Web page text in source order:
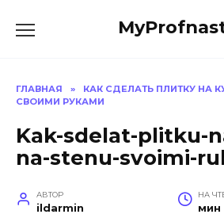
ГЛАВНАЯ »
КАК СДЕЛАТЬ ПЛИТКУ НА
СВОИМИ РУКАМИ
Kak-sdelat-plitku-
na-stenu-svoimi-
АВТОР
ildarmin
НА
мин